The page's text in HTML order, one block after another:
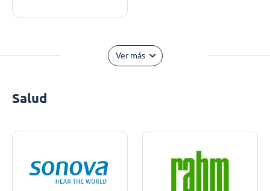
Ver más
Salud